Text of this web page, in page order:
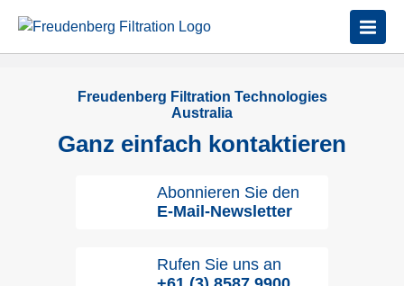
Freudenberg Filtration Technologies
Australia
Ganz einfach kontaktieren
Abonnieren Sie den
E-Mail-Newsletter
Rufen Sie uns an